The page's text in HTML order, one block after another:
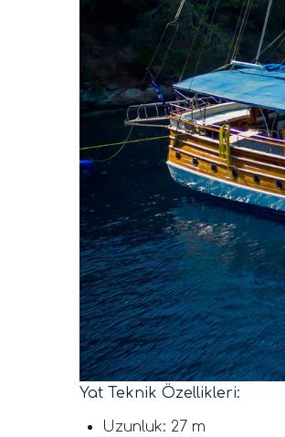
Yat Teknik Özellikleri:
Uzunluk: 27 m